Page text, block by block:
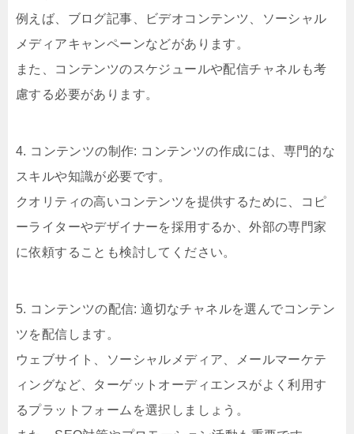
例えば、ブログ記事、ビデオコンテンツ、ソーシャル
メディアキャンペーンなどがあります。
また、コンテンツのスケジュールや配信チャネルも考
慮する必要があります。
4. コンテンツの制作: コンテンツの作成には、専門的な
スキルや知識が必要です。
クオリティの高いコンテンツを提供するために、コピ
ーライターやデザイナーを採用するか、外部の専門家
に依頼することも検討してください。
5. コンテンツの配信: 適切なチャネルを選んでコンテン
ツを配信します。
ウェブサイト、ソーシャルメディア、メールマーケテ
ィングなど、ターゲットオーディエンスがよく利用す
るプラットフォームを選択しましょう。